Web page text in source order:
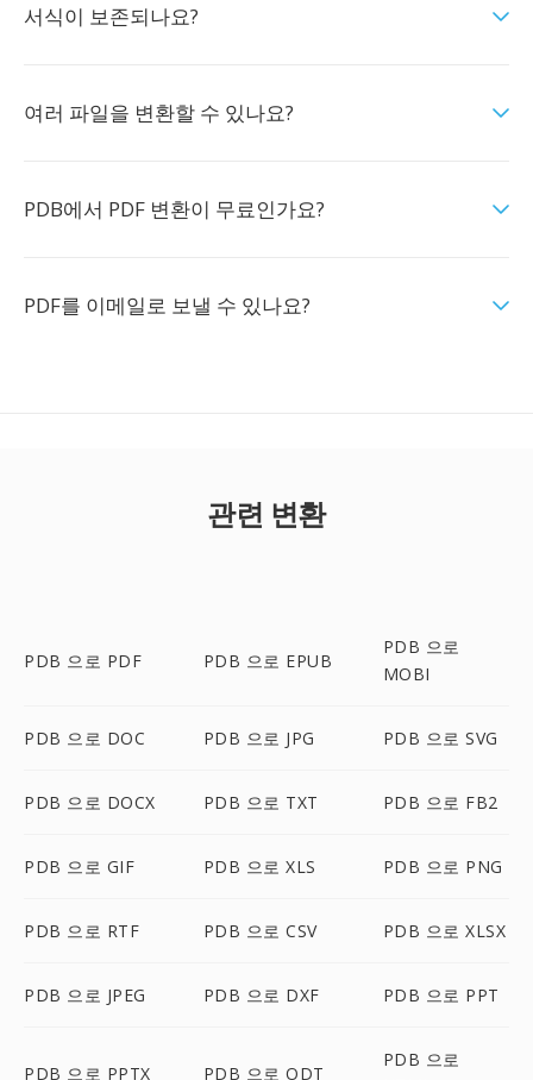
서식이 보존되나요?
여러 파일을 변환할 수 있나요?
PDB에서 PDF 변환이 무료인가요?
PDF를 이메일로 보낼 수 있나요?
관련 변환
PDB 으로 PDF PDB 으로 EPUB
PDB 으로
MOBI
PDB 으로 DOC PDB 으로 JPG PDB 으로 SVG
PDB 으로 DOCX PDB 으로 TXT PDB 으로 FB2
PDB 으로 GIF PDB 으로 XLS PDB 으로 PNG
PDB 으로 RTF PDB 으로 CSV PDB 으로 XLSX
PDB 으로 JPEG PDB 으로 DXF PDB 으로 PPT
PDB 으로 PPTX PDB 으로 ODT
PDB 으로